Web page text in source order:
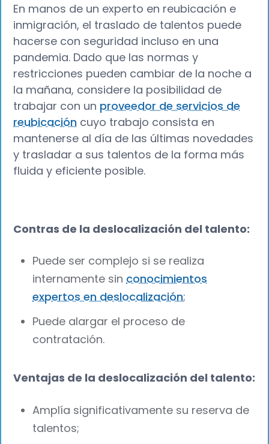
En manos de un experto en reubicación e
inmigración, el traslado de talentos puede
hacerse con seguridad incluso en una
pandemia. Dado que las normas y
restricciones pueden cambiar de la noche a
la mañana, considere la posibilidad de
trabajar con un proveedor de servicios de
reubicación cuyo trabajo consista en
mantenerse al día de las últimas novedades
y trasladar a sus talentos de la forma más
fluida y eficiente posible.
Contras de la deslocalización del talento:
Puede ser complejo si se realiza
internamente sinconocimientos
expertos en deslocalización;
Puede alargar el proceso de
contratación.
Ventajas de la deslocalización del talento:
Amplía significativamente su reserva de
talentos;